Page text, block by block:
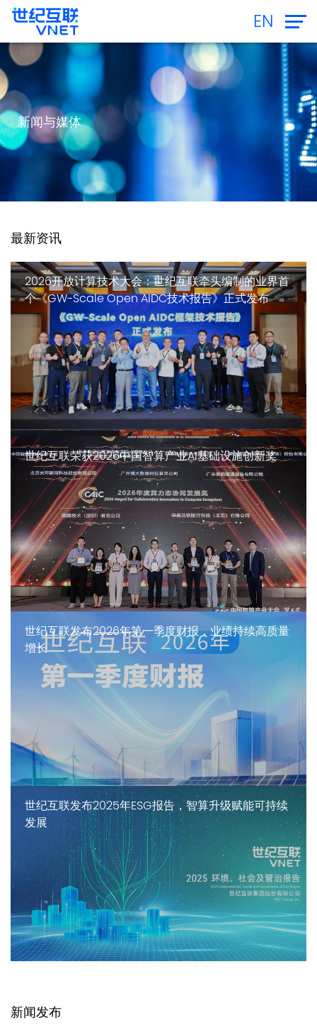
EN
新闻与媒体
最新资讯
2026开放计算技术大会：世纪互联牵头编制的业界首
个《GW-Scale Open AIDC技术报告》正式发布
世纪互联荣获2026中国智算产业AI基础设施创新奖
世纪互联发布2026年第一季度财报，业绩持续高质量
增长
世纪互联发布2025年ESG报告，智算升级赋能可持续
发展
新闻发布